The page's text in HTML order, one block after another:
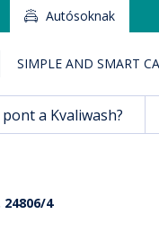
Autósoknak
SIMPLE AND SMART
a Kvaliwash?
4